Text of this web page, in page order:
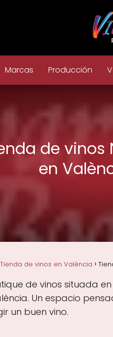
Marcas Producción
de vinos
en
Tienda de vinos en València
de vinos situada en
Un espacio
un buen vino.